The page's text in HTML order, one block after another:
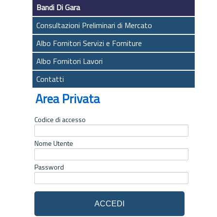
Bandi Di Gara
Consultazioni Preliminari di Mercato
Albo Fornitori Servizi e Forniture
Albo Fornitori Lavori
Contatti
Area Privata
Codice di accesso
Nome Utente
Password